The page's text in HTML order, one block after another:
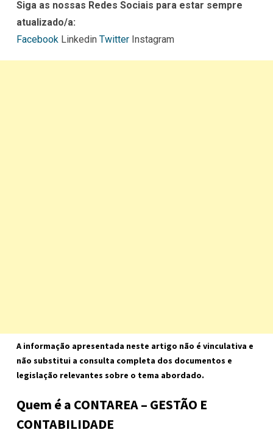
Siga as nossas Redes Sociais para estar sempre
atualizado/a:
Facebook Linkedin Twitter Instagram
A informação apresentada neste artigo não é vinculativa e
não substitui a consulta completa dos documentos e
legislação relevantes sobre o tema abordado.
Quem é a CONTAREA – GESTÃO E
CONTABILIDADE